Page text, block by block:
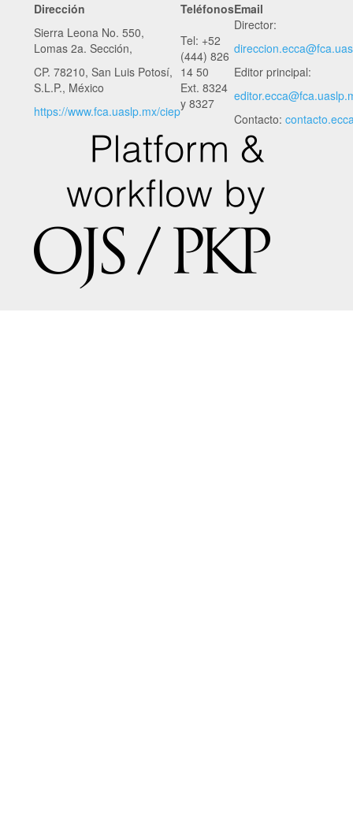
Dirección TeléfonosEmail
Sierra Leona No. 550,
Lomas 2a. Sección,
CP. 78210, San Luis Potosí,
S.L.P., México
https://www.fca.uaslp.mx/ciep
Tel: +52
(444) 826
14 50
Ext. 8324
y 8327
Director:
Editor principal:
editor.ecca
Contacto: